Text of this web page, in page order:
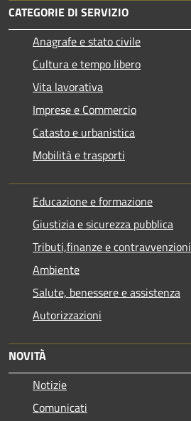
CATEGORIE DI SERVIZIO
Anagrafe e stato civile
Cultura e tempo libero
Vita lavorativa
Imprese e Commercio
Catasto e urbanistica
Mobilità e trasporti
Educazione e formazione
Giustizia e sicurezza pubblica
Tributi,finanze e contravvenzioni
Ambiente
Salute, benessere e assistenza
Autorizzazioni
NOVITÀ
Notizie
Comunicati